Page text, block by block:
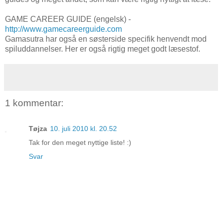
GAME CAREER GUIDE (engelsk) -
http://www.gamecareerguide.com
Gamasutra har også en søsterside specifik henvendt mod
spiluddannelser. Her er også rigtig meget godt læsestof.
1 kommentar:
Tøjza 10. juli 2010 kl. 20.52
Tak for den meget nyttige liste! :)
Svar